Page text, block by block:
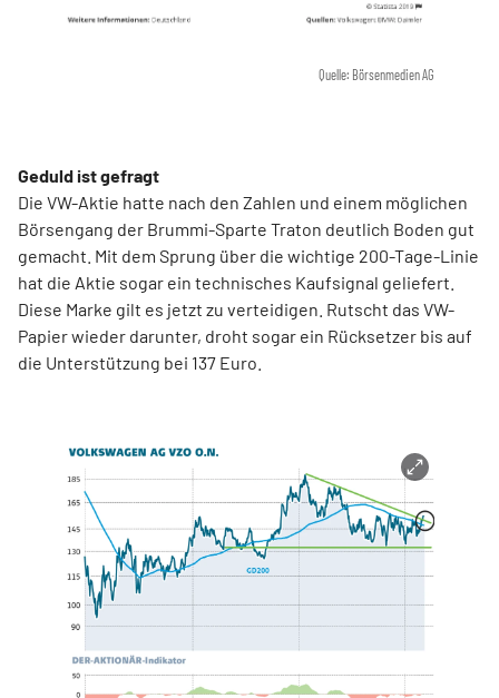
Quelle: Börsenmedien AG
Geduld ist gefragt
Die VW-Aktie hatte nach den Zahlen und einem möglichen
Börsengang der Brummi-Sparte Traton deutlich Boden gut
gemacht. Mit dem Sprung über die wichtige 200-Tage-Linie
hat die Aktie sogar ein technisches Kaufsignal geliefert.
Diese Marke gilt es jetzt zu verteidigen. Rutscht das VW-
Papier wieder darunter, droht sogar ein Rücksetzer bis auf
die Unterstützung bei 137 Euro.